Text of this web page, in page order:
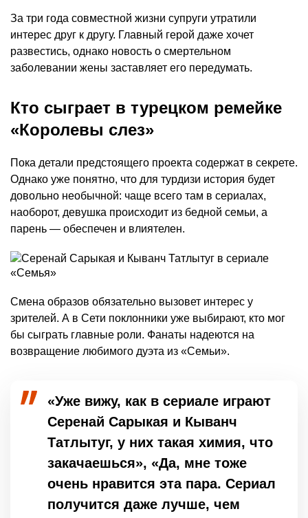
За три года совместной жизни супруги утратили
интерес друг к другу. Главный герой даже хочет
развестись, однако новость о смертельном
заболевании жены заставляет его передумать.
Кто сыграет в турецком ремейке
«Королевы слез»
Пока детали предстоящего проекта содержат в секрете.
Однако уже понятно, что для турдизи история будет
довольно необычной: чаще всего там в сериалах,
наоборот, девушка происходит из бедной семьи, а
парень — обеспечен и влиятелен.
Смена образов обязательно вызовет интерес у
зрителей. А в Сети поклонники уже выбирают, кто мог
бы сыграть главные роли. Фанаты надеются на
возвращение любимого дуэта из «Семьи».
«Уже вижу, как в сериале играют
Серенай Сарыкая и Кыванч
Татлытуг, у них такая химия, что
закачаешься», «Да, мне тоже
очень нравится эта пара. Сериал
получится даже лучше, чем